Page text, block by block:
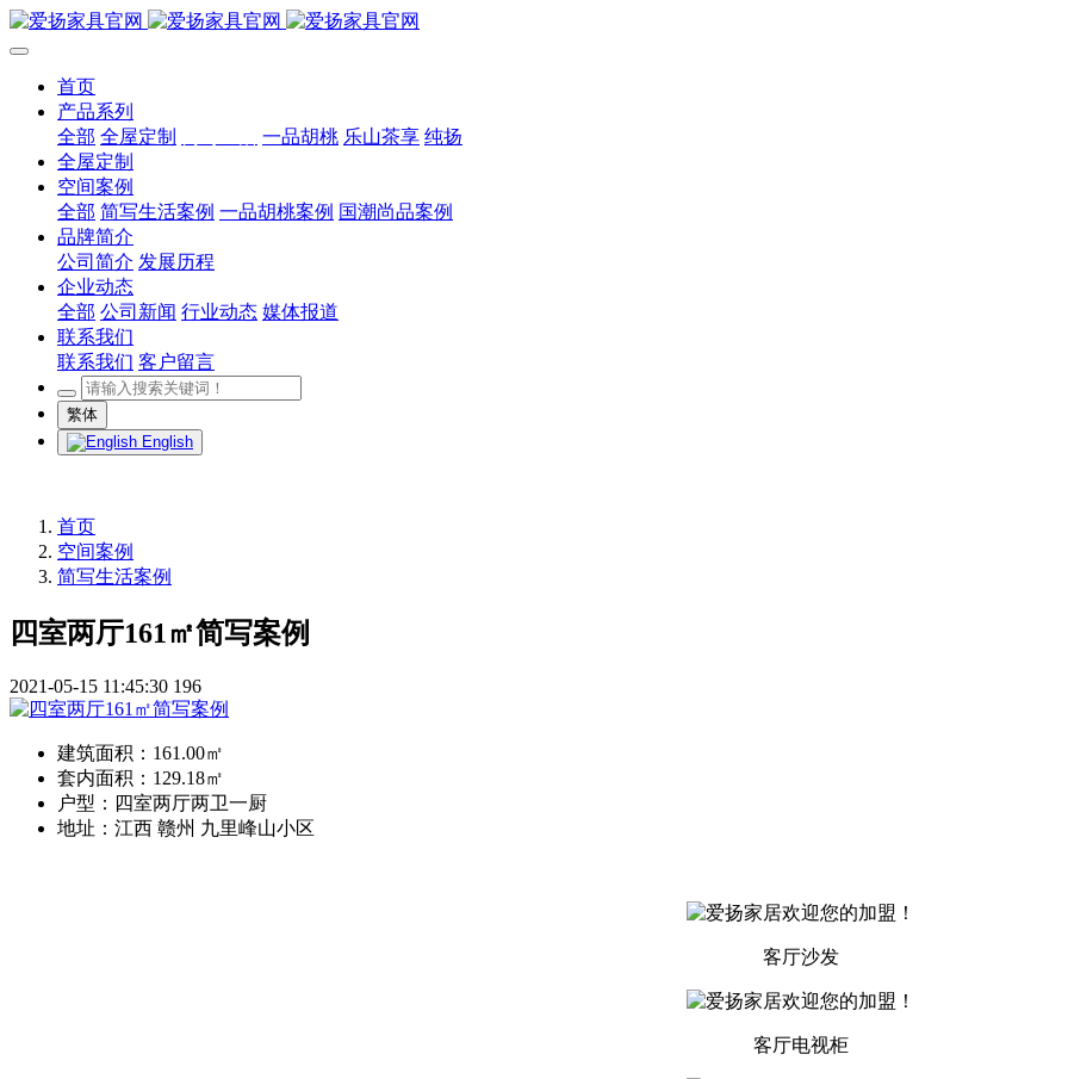
首页
产品系列
全部 全屋定制 一品胡桃 乐山茶享 纯扬
全屋定制
空间案例
全部 简写生活案例 一品胡桃案例 国潮尚品案例
品牌简介
公司简介 发展历程
企业动态
全部 公司新闻 行业动态 媒体报道
联系我们
联系我们 客户留言
繁体
English
首页
空间案例
简写生活案例
四室两厅161㎡简写案例
2021-05-15 11:45:30 196
建筑面积： 161.00㎡
套内面积： 129.18㎡
户型： 四室两厅两卫一厨
地址： 江西 赣州 九里峰山小区
客厅沙发
客厅电视柜